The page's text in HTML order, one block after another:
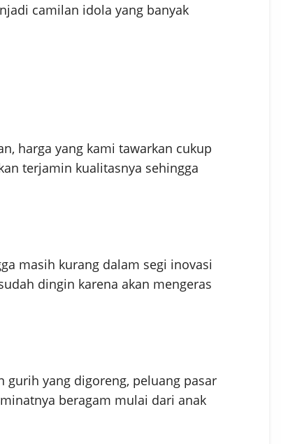
camilan idola yang banyak
harga yang kami tawarkan cukup
terjamin kualitasnya sehingga
masih kurang dalam segi inovasi
dingin karena akan mengeras
gurih yang digoreng, peluang pasar
beragam mulai dari anak